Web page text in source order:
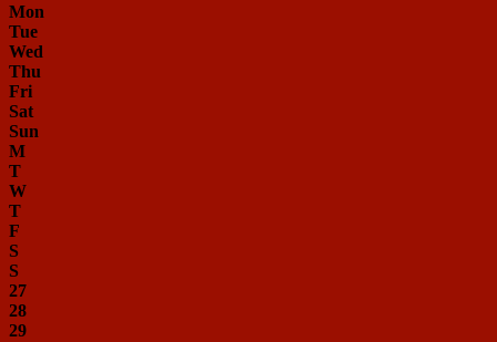
Mon
Tue
Wed
Thu
Fri
Sat
Sun
M
T
W
T
F
S
S
27
28
29